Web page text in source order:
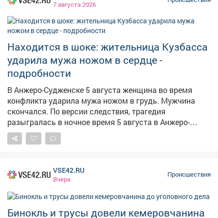
пояснил, что увидел в подъезде велосипед и похитил
его для личного пользования. Велосипед хранил в
своей квартире, перекрасив его в другой цвет, чтоб
владелец не узнал свое транспортное средство.
Следователем Отдела МВД России «Междуреченский»
возбуждено уголовное дело по п.в.ч.2 ст.158 УК РФ
«Кража». Санкции данной статьи предусматривают в
качестве наказания до 5 лет лишения свободы.
Похищенный велосипед полицейские изъяли и
вернули законной владелице.
7 августа 2026
Находится в шоке: жительница Кузбасса
ударила мужа ножом в сердце -
подробности
В Анжеро-Судженске 5 августа женщина во время
конфликта ударила мужа ножом в грудь. Мужчина
скончался. По версии следствия, трагедия
разыгралась в ночное время 5 августа в Анжеро-
Судженске. В ходе ссоры женщина ударила супруга
ножом в грудную клетку. Пострадавшему оказали
скончался. Как сообщили в СУ СК по Кузбассу,
женщину задержали. Сейчас решается вопрос об
избрании ей меры пресечения. Правоохранители
осмотрели место происшествия, изъяли орудие
VSE42.RU
Вчера
Происшествия
Бинокль и трусы довели кемеровчанина